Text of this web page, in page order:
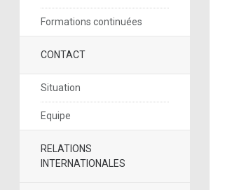
Formations continuées
CONTACT
Situation
Equipe
RELATIONS
INTERNATIONALES